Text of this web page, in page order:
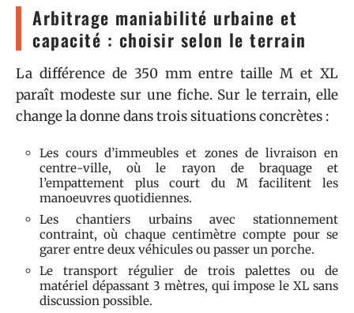
Arbitrage maniabilité urbaine et
capacité : choisir selon le terrain
La différence de 350 mm entre taille M et XL
paraît modeste sur une fiche. Sur le terrain, elle
change la donne dans trois situations concrètes :
Les cours d’immeubles et zones de livraison en
centre-ville, où le rayon de braquage et
l’empattement plus court du M facilitent les
manoeuvres quotidiennes.
Les chantiers urbains avec stationnement
contraint, où chaque centimètre compte pour se
garer entre deux véhicules ou passer un porche.
Le transport régulier de trois palettes ou de
matériel dépassant 3 mètres, qui impose le XL sans
discussion possible.